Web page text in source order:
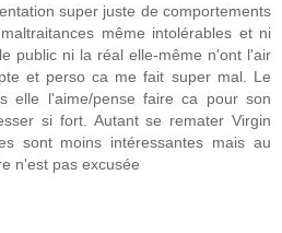
super juste de comportements
même intolérables et ni
public ni la réal elle-même n'ont l'air
et perso ca me fait super mal. Le
elle l'aime/pense faire ca pour son
si fort. Autant se remater Virgin
sont moins intéressantes mais au
n'est pas excusée